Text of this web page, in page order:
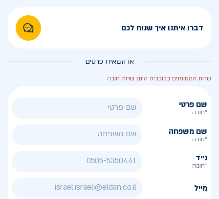
דברו איתנו איך שנוח לכם
או השאירו פרטים
שדות המסומנים בכוכבית הינם שדות חובה
שם פרטי
*חובה
שם משפחה
*חובה
נייד
*חובה
מייל